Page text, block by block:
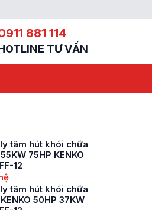
881 114
TƯ VẤN
tâm hút khói chữa
75HP KENKO
12
tâm hút khói chữa
50HP 37KW